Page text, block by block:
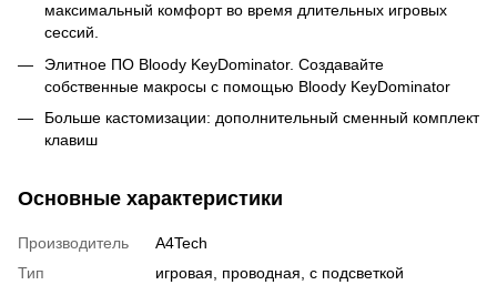
максимальный комфорт во время длительных игровых
сессий.
Элитное ПО Bloody KeyDominator. Создавайте
собственные макросы с помощью Bloody KeyDominator
Больше кастомизации: дополнительный сменный комплект
клавиш
Основные характеристики
Производитель
A4Tech
Тип
игровая, проводная, с подсветкой